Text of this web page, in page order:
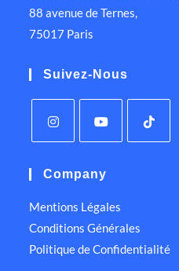
88 avenue de Ternes,
75017 Paris
Suivez-Nous
Company
Mentions Légales
Conditions Générales
Politique de Confidentialité